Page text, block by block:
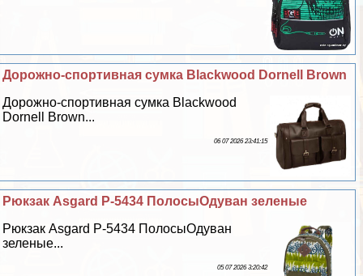
Дорожно-спортивная сумка Blackwood Dornell Brown
Дорожно-спортивная сумка Blackwood
Dornell Brown...
06 07 2026 23:41:15
Рюкзак Asgard Р-5434 ПолосыОдуван зеленые
Рюкзак Asgard Р-5434 ПолосыОдуван
зеленые...
05 07 2026 3:20:42